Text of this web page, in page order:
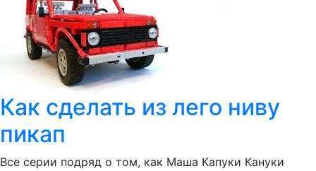
Как сделать из лего ниву
пикап
Все серии подряд о том, как Маша Капуки Кануки